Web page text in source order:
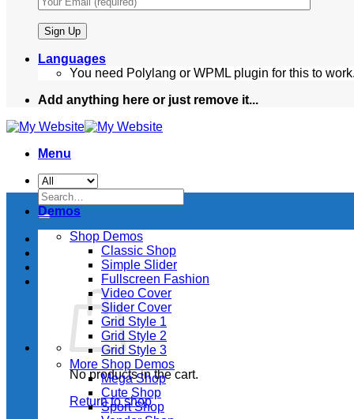
Languages
You need Polylang or WPML plugin for this to
Add anything here or just remove it...
Menu
Search
for:
No products in the cart.
Return to shop
Demos
Shop Demos
Classic Shop
Simple Slider
Fullscreen Fashion
Video Cover
Slider Cover
Grid Style 1
Grid Style 2
Grid Style 3
More Shop Demos
Mega Shop
Cute Shop
Sport Shop